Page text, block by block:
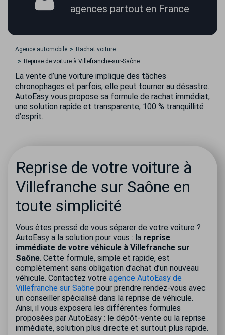
agences partout en France
Agence automobile
Rachat voiture
Reprise de voiture à Villefranche-sur-Saône
La vente d’une voiture implique des tâches
chronophages et parfois, elle peut tourner au désastre.
AutoEasy vous propose sa formule de rachat immédiat,
une solution rapide et transparente, 100 % tranquillité
d’esprit.
Reprise de votre voiture à
Villefranche sur Saône en
toute simplicité
Vous êtes pressé de vous séparer de votre voiture ?
AutoEasy a la solution pour vous : la reprise
immédiate de votre véhicule à Villefranche sur
Saône. Cette formule, simple et rapide, est
complètement sans obligation d’achat d’un nouveau
véhicule. Contactez votre agence AutoEasy de
Villefranche sur Saône pour prendre rendez-vous avec
un conseiller spécialisé dans la reprise de véhicule.
Ainsi, il vous exposera les différentes formules
proposées par AutoEasy : le dépôt-vente ou la reprise
immédiate, solution plus directe et surtout plus rapide.